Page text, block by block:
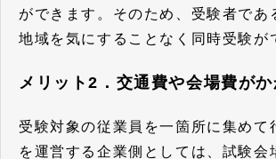
ができます。そのため、 受験者であ
地域を気にすることなく同時受験が
メリット2．交通費や会場費が
受験対象の従業員を一箇所に集めて
を運営する企業側としては、試験会